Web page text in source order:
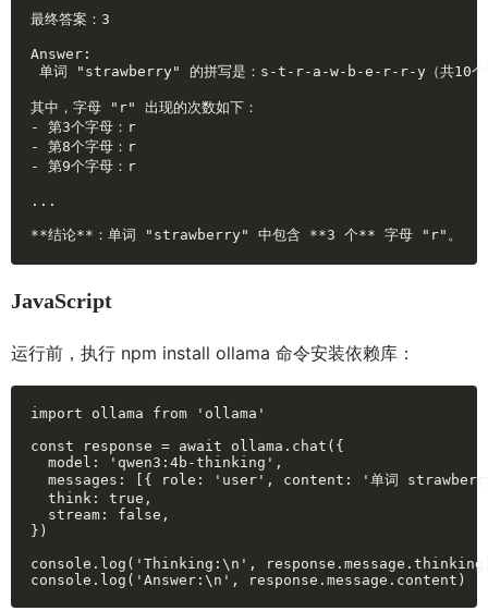
最终答案：3
Answer:
单词 "strawberry" 的拼写是：s-t-r-a-w-b-e-r-r-y（共10个
其中，字母 "r" 出现的次数如下：
- 第3个字母：r
- 第8个字母：r
- 第9个字母：r
...
**结论**：单词 "strawberry" 中包含 **3 个** 字母 "r"。
JavaScript
运行前，执行 npm install ollama 命令安装依赖库：
import ollama from 'ollama'
const response = await ollama.chat({
model: 'qwen3:4b-thinking',
messages: [{ role: 'user', content: '单词 strawberry
think: true,
stream: false,
})
console.log('Thinking:\n',
console.log('Answer:\n', response.message.content)